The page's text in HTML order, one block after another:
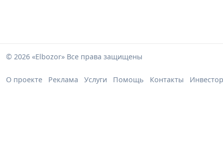
© 2026 «Elbozor» Все права защищены
О проекте Реклама Услуги Помощь Контакты